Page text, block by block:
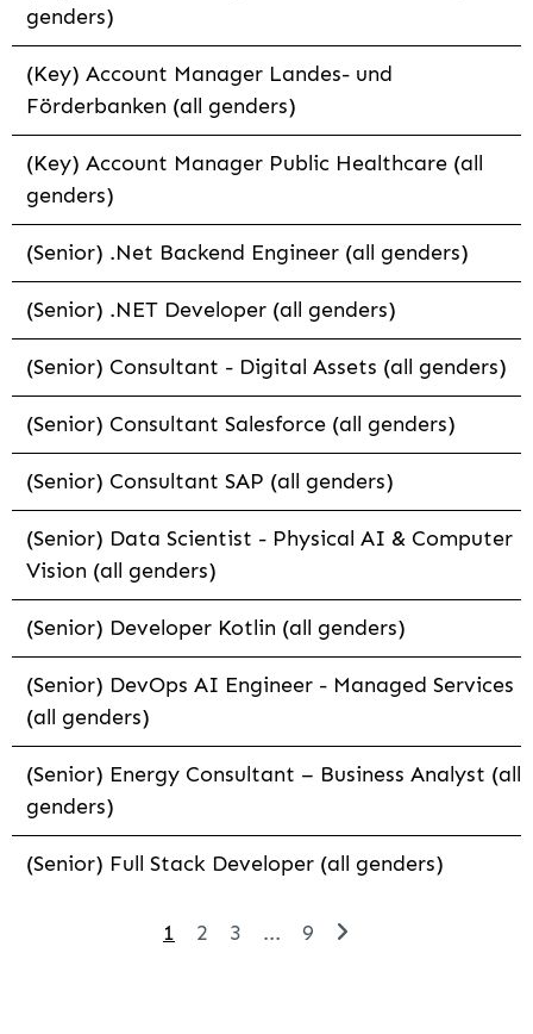
genders)
(Key) Account Manager Landes- und
Förderbanken (all genders)
(Key) Account Manager Public Healthcare (all
genders)
(Senior) .Net Backend Engineer (all genders)
(Senior) .NET Developer (all genders)
(Senior) Consultant - Digital Assets (all genders)
(Senior) Consultant Salesforce (all genders)
(Senior) Consultant SAP (all genders)
(Senior) Data Scientist - Physical AI & Computer
Vision (all genders)
(Senior) Developer Kotlin (all genders)
(Senior) DevOps AI Engineer - Managed Services
(all genders)
(Senior) Energy Consultant – Business Analyst (all
genders)
(Senior) Full Stack Developer (all genders)
1 2 3 ... 9